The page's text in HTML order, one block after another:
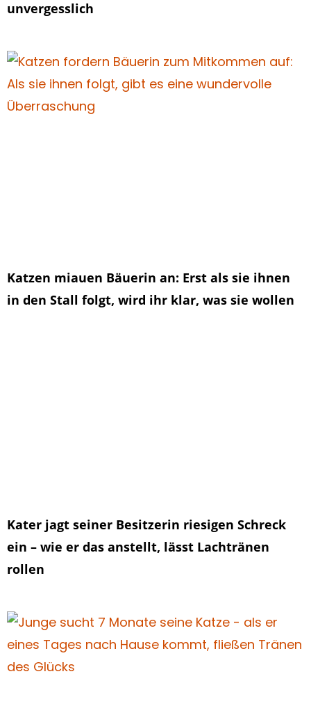
unvergesslich
Katzen miauen Bäuerin an: Erst als sie ihnen
in den Stall folgt, wird ihr klar, was sie wollen
Kater jagt seiner Besitzerin riesigen Schreck
ein – wie er das anstellt, lässt Lachtränen
rollen